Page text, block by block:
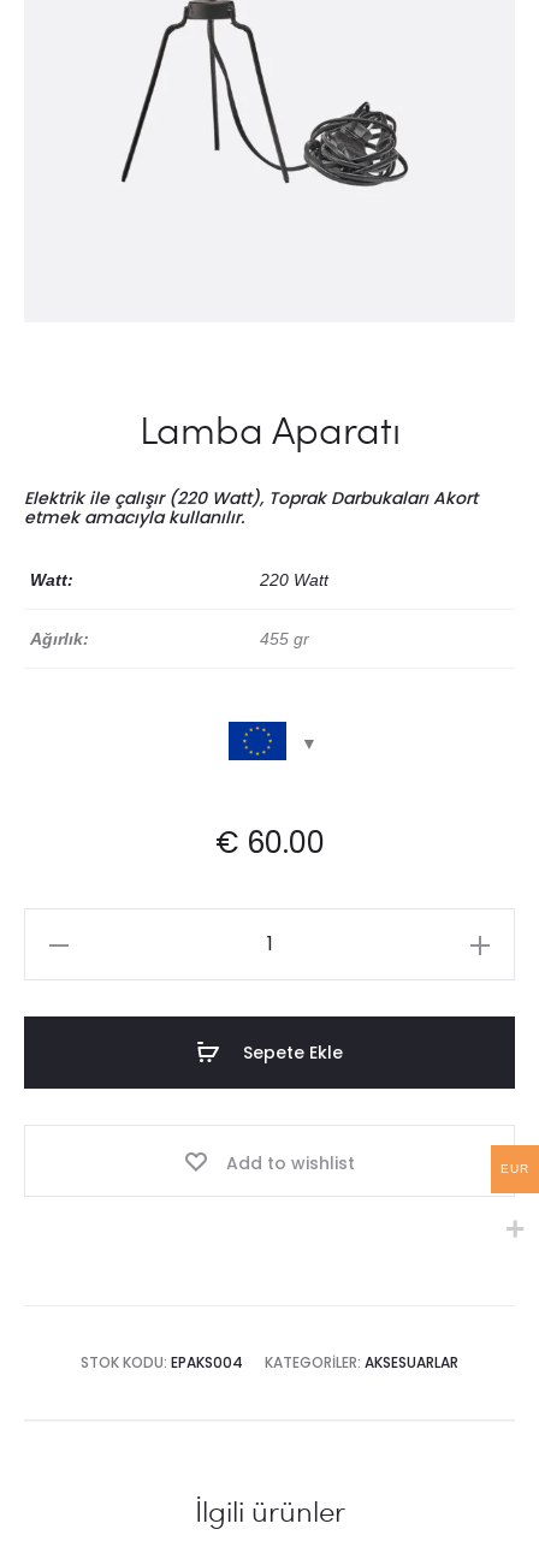
Lamba Aparatı
Elektrik ile çalışır (220 Watt), Toprak Darbukaları Akort
etmek amacıyla kullanılır.
Watt: 220 Watt
Ağırlık: 455 gr
€ 60.00
Sepete Ekle
Add to wishlist
STOK KODU: EPAKS004 KATEGORILER: AKSESUARLAR
İlgili ürünler
EUR